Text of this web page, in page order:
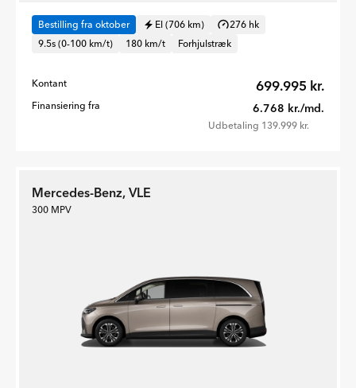
Bestilling fra oktober El (706 km)
276 hk
9.5s (0-100 km/t)
180 km/t Forhjulstræk
Kontant 699.995 kr.
Finansiering fra 6.768 kr./md.
Udbetaling 139.999 kr.
Mercedes-Benz, VLE
300 MPV